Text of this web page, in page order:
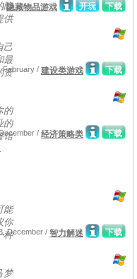
隐
供
下载
开玩
/隐藏物品游戏
己
最
资
下载
February / 建设类游戏
的
的
馆
下载
/ 经济策略类
能
你
种
下载
December / 智力解迷
梦